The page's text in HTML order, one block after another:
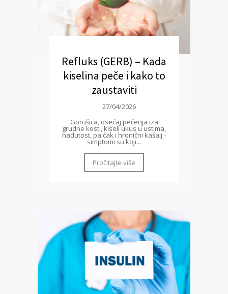
Refluks (GERB) – Kada
kiselina peče i kako to
zaustaviti
27/04/2026
Gorušica, osećaj pečenja iza
grudne kosti, kiseli ukus u ustima,
nadutost, pa čak i hronični kašalj -
simptomi su koji...
Pročitajte više